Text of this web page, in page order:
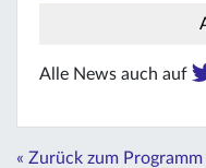
Alle News auch auf
« Zurück zum